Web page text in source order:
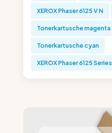
XEROX Phaser 6125 V N
Tonerkartusche magenta
Tonerkartusche cyan
XEROX Phaser 6125 Series